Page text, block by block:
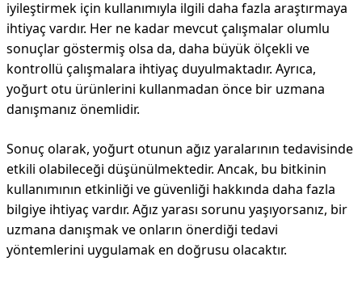
iyileştirmek için kullanımıyla ilgili daha fazla araştırmaya
ihtiyaç vardır. Her ne kadar mevcut çalışmalar olumlu
sonuçlar göstermiş olsa da, daha büyük ölçekli ve
kontrollü çalışmalara ihtiyaç duyulmaktadır. Ayrıca,
yoğurt otu ürünlerini kullanmadan önce bir uzmana
danışmanız önemlidir.
Sonuç olarak, yoğurt otunun ağız yaralarının tedavisinde
etkili olabileceği düşünülmektedir. Ancak, bu bitkinin
kullanımının etkinliği ve güvenliği hakkında daha fazla
bilgiye ihtiyaç vardır. Ağız yarası sorunu yaşıyorsanız, bir
uzmana danışmak ve onların önerdiği tedavi
yöntemlerini uygulamak en doğrusu olacaktır.